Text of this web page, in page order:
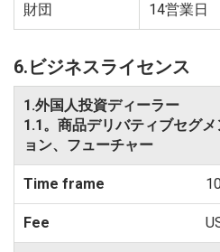
財団 14営業日
6.ビジネスライセンス
1.外国人投資ディーラー
1.1。商品デリバティブセグ
ョン、フューチャー